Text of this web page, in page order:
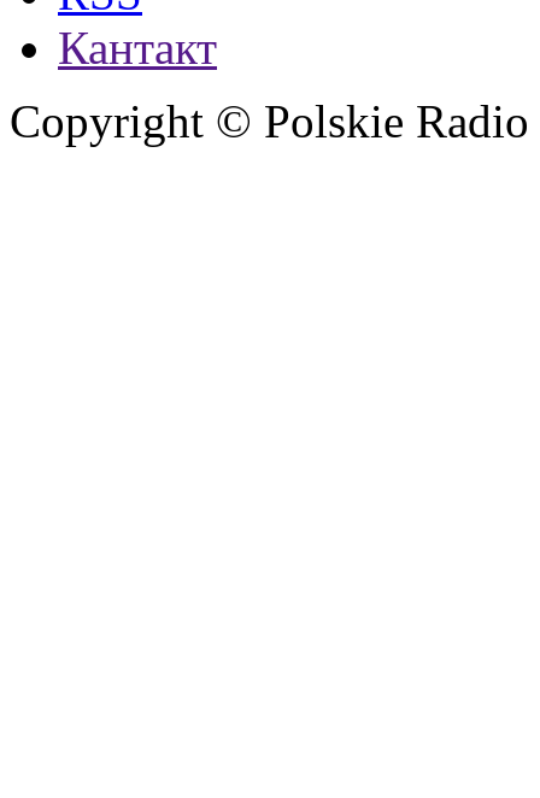
Кантакт
Copyright © Polskie